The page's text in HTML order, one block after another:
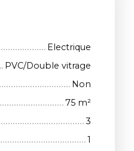
Electrique
PVC/Double vitrage
Non
75 m²
3
1